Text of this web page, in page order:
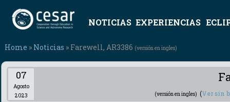
NOTICIAS EXPERIENCIAS
Home » Noticias » Farewell, AR3386 (versión en ingles)
07
Agosto
2023
(versión en ingles) (Ver sin